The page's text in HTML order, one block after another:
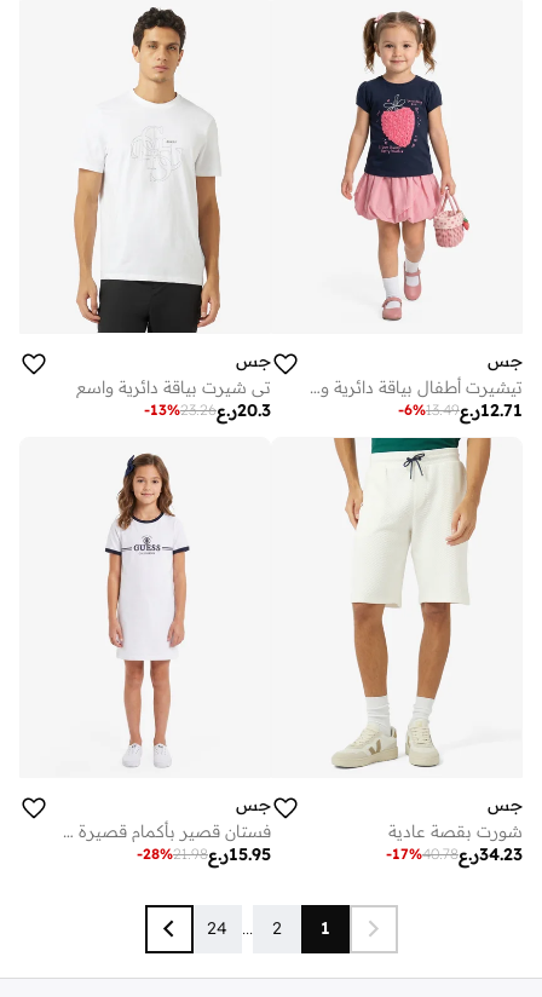
جس
تيشيرت أطفال بياقة دائرية وطبعة
ر.ع12.71
13.49
-6%
جس
تي شيرت بياقة دائرية واسع
ر.ع20.3
23.26
-13%
جس
شورت بقصة عادية
ر.ع34.23
40.78
-17%
جس
فستان قصير بأكمام قصيرة وشعار الشباب
ر.ع15.95
21.98
-28%
1
2
...
24